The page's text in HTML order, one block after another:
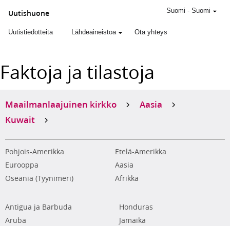
Uutishuone
Uutistiedotteita Lähdeaineistoa Ota yhteys
Suomi - Suomi
Faktoja ja tilastoja
Maailmanlaajuinen kirkko
Aasia
Kuwait
Pohjois-Amerikka
Etelä-Amerikka
Eurooppa
Aasia
Oseania (Tyynimeri)
Afrikka
Antigua ja Barbuda
Aruba
Honduras
Jamaika